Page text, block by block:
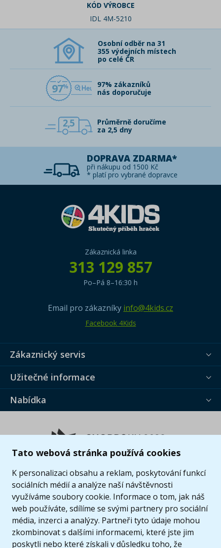
Tato webová stránka používá cookies
K personalizaci obsahu a reklam, poskytování funkcí
sociálních médií a analýze naší návštěvnosti
využíváme soubory cookie. Informace o tom, jak náš
web používáte, sdílíme se svými partnery pro sociální
média, inzerci a analýzy. Partneři tyto údaje mohou
zkombinovat s dalšími informacemi, které jste jim
poskytli nebo které získali v důsledku toho, že
KÓD VÝROBCE
IDL 4M-5210
Osobní odběr na 31
355 výdejních místech
po celé ČR
97
97% zákazníků
nás doporučuje
2,5
Průměrně doručíme
za 2,5 dny
DOPRAVA ZDARMA*
při nákupu od 1500 Kč
* platí pro vybrané dopravce
Zákaznická linka
313 129 857
Po–Pá 8–16:30 h
Email pro zákazníky info@4kids.cz
Facebook 4Kids
Zákaznický servis
Užitečné informace
Nabídka